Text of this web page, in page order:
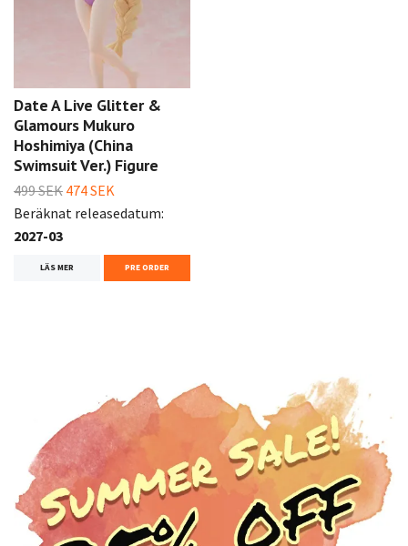
Date A Live Glitter &
Glamours Mukuro
Hoshimiya (China
Swimsuit Ver.) Figure
499 SEK 474 SEK
Beräknat releasedatum:
2027-03
LÄS MER PRE ORDER